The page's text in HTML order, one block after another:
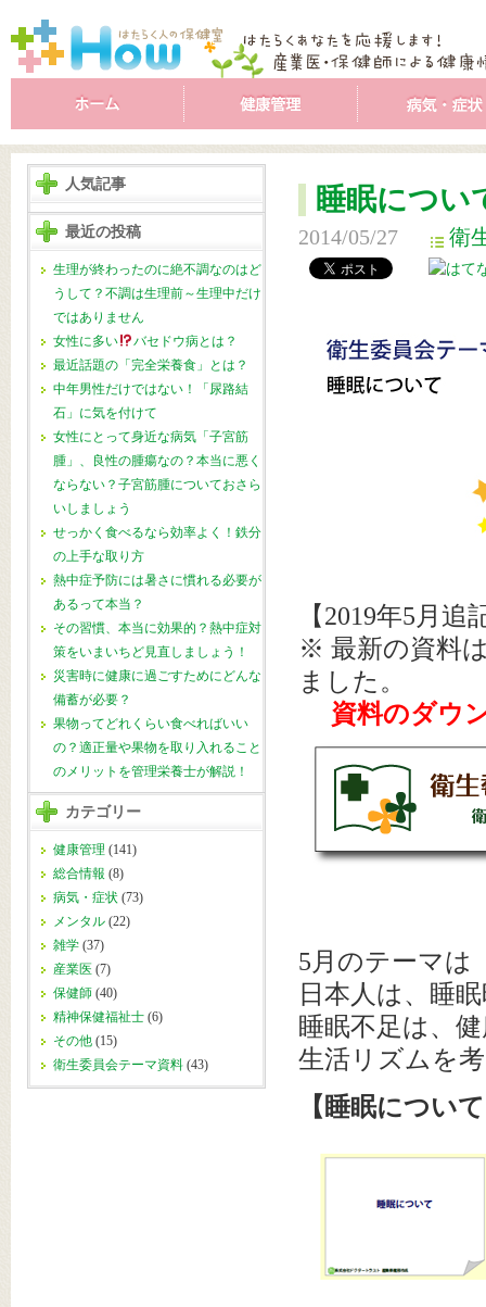
人気記事
最近の投稿
生理が終わったのに絶不調なのはど
うして？不調は生理前～生理中だけ
ではありません
女性に多い
バセドウ病とは？
最近話題の「完全栄養食」とは？
中年男性だけではない！「尿路結
石」に気を付けて
女性にとって身近な病気「子宮筋
腫」、良性の腫瘍なの？本当に悪く
ならない？子宮筋腫についておさら
いしましょう
せっかく食べるなら効率よく！鉄分
の上手な取り方
熱中症予防には暑さに慣れる必要が
あるって本当？
その習慣、本当に効果的？熱中症対
策をいまいちど見直しましょう！
災害時に健康に過ごすためにどんな
備蓄が必要？
果物ってどれくらい食べればいい
の？適正量や果物を取り入れること
のメリットを管理栄養士が解説！
カテゴリー
健康管理 (141)
総合情報 (8)
病気・症状 (73)
メンタル (22)
雑学 (37)
産業医 (7)
保健師 (40)
精神保健福祉士 (6)
その他 (15)
衛生委員会テーマ資料 (43)
睡眠につい
2014/05/27 衛
【2019年5月追
※ 最新の資料
ました。
資料のダウ
5月のテーマは
日本人は、睡
睡眠不足は、
生活リズムを
【睡眠につい